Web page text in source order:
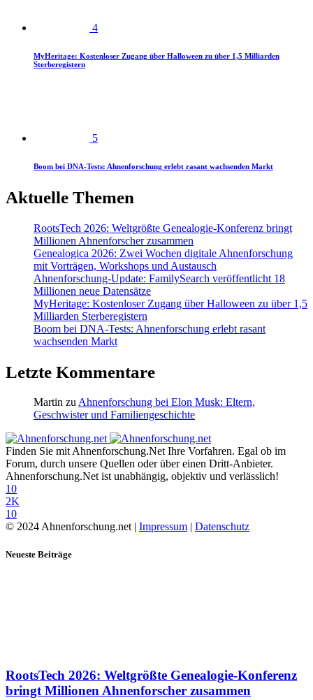
4
MyHeritage: Kostenloser Zugang über Halloween zu über 1,5 Milliarden
Sterberegistern
5
Boom bei DNA-Tests: Ahnenforschung erlebt rasant wachsenden Markt
Aktuelle Themen
RootsTech 2026: Weltgrößte Genealogie-Konferenz bringt
Millionen Ahnenforscher zusammen
Genealogica 2026: Zwei Wochen digitale Ahnenforschung
mit Vorträgen, Workshops und Austausch
Ahnenforschung-Update: FamilySearch veröffentlicht 18
Millionen neue Datensätze
MyHeritage: Kostenloser Zugang über Halloween zu über 1,5
Milliarden Sterberegistern
Boom bei DNA-Tests: Ahnenforschung erlebt rasant
wachsenden Markt
Letzte Kommentare
Martin zu Ahnenforschung bei Elon Musk: Eltern,
Geschwister und Familiengeschichte
Finden Sie mit Ahnenforschung.Net Ihre Vorfahren. Egal ob im
Forum, durch unsere Quellen oder über einen Dritt-Anbieter.
Ahnenforschung.Net ist unabhängig, objektiv und verlässlich!
10
2K
10
© 2024 Ahnenforschung.net | Impressum | Datenschutz
Neueste Beiträge
RootsTech 2026: Weltgrößte Genealogie-Konferenz
bringt Millionen Ahnenforscher zusammen